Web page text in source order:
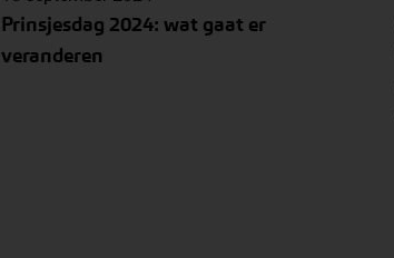
Prinsjesdag 2024: wat gaat er
veranderen